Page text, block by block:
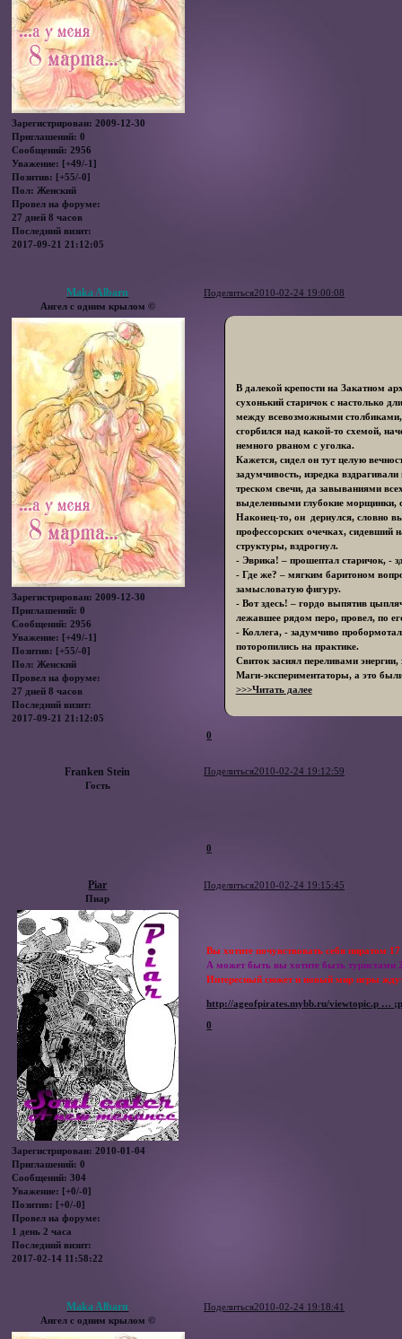
Зарегистрирован: 2009-12-30
Приглашений: 0
Сообщений: 2956
Уважение: [+49/-1]
Позитив: [+55/-0]
Пол: Женский
Провел на форуме:
27 дней 8 часов
Последний визит:
2017-09-21 21:12:05
Поделиться2010-02-24 19:00:08
Maka Albarn
Ангел с одним крылом ©
Зарегистрирован: 2009-12-30
Приглашений: 0
Сообщений: 2956
Уважение: [+49/-1]
Позитив: [+55/-0]
Пол: Женский
Провел на форуме:
27 дней 8 часов
Последний визит:
2017-09-21 21:12:05
В далекой крепости на Закатном
сухонький старичок с настолько
между всевозможными
сгорбился над какой-то схемой,
немного рваном с уголка.
Кажется, сидел он тут целую
задумчивость, изредка
треском свечи, да завываниями
выделенными глубокие морщинки,
Наконец-то, он дернулся, словно
профессорских очечках, сидевший
структуры, вздрогнул.
- Эврика! – прошептал старичок, -
- Где же? – мягким баритоном
замысловатую фигуру.
- Вот здесь! – гордо выпятив
лежавшее рядом перо, провел, по
- Коллега, - задумчиво
поторопились на практике.
Свиток засиял переливами
Маги-экспериментаторы, а это
>>>Читать далее
0
Поделиться2010-02-24 19:12:59
Franken Stein
Гость
0
Поделиться2010-02-24 19:15:45
Piar
Пиар
Зарегистрирован: 2010-01-04
Приглашений: 0
Сообщений: 304
Уважение: [+0/-0]
Позитив: [+0/-0]
Провел на форуме:
1 день 2 часа
Последний визит:
2017-02-14 11:58:22
Вы хотите почувствовать себя пиратом 17
А может быть вы хотите быть туристами
Интересный сюжет и новый мир игры
http://ageofpirates.mybb.ru/viewtopic.p …
0
Поделиться2010-02-24 19:18:41
Maka Albarn
Ангел с одним крылом ©